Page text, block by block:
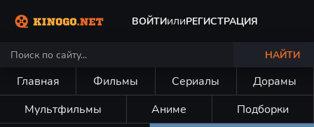
ВОЙТИилиРЕГИСТРАЦИЯ
НАЙТИ
Главная Фильмы Сериалы
Дорамы
Мультфильмы
Аниме
Подборки